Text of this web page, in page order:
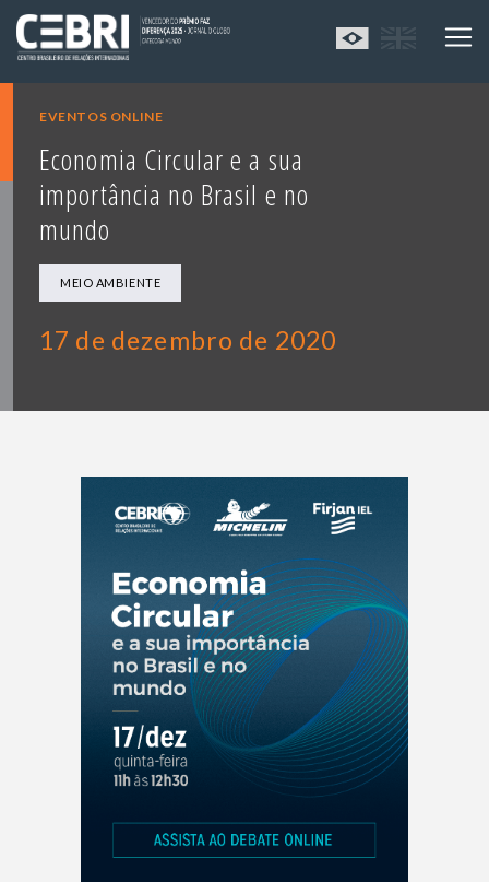
EVENTOS ONLINE
Economia Circular e a sua
importância no Brasil e no
mundo
MEIO AMBIENTE
17 de dezembro de 2020